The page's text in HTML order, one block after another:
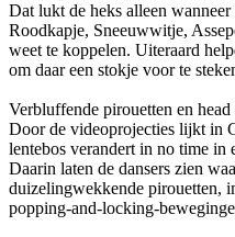
Dat lukt de heks alleen
Roodkapje, Sneeuwwitje,
weet te koppelen. Uiteraard
om daar een stokje voor te
Verbluffende pirouetten en head
Door de videoprojecties lijkt in
lentebos verandert in no time in
Daarin laten de dansers zien
duizelingwekkende pirouetten,
popping-and-locking-